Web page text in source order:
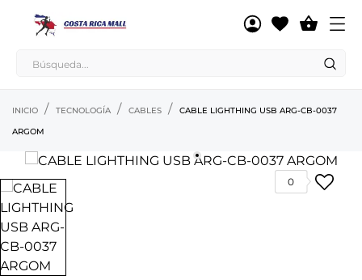

INICIO TECNOLOGÍA CABLES
CABLE LIGHTHING USB ARG-CB-0037
ARGOM
0